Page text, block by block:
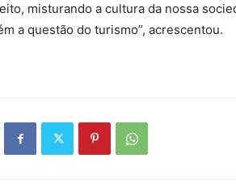
misturando a cultura da nossa
a questão do turismo”, acrescentou.